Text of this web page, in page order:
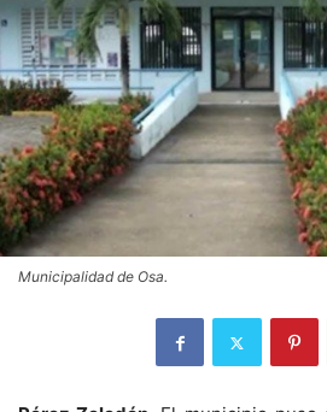
Municipalidad de Osa.